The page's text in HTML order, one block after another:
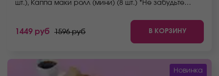
шт.), Каппа маки ролл (мини) (8 шт.) *Не забудьте
входят в стоимость заказа. *Внешний вид блюда
может отличаться от фото на сайте.
1449 руб 1596 руб В КОРЗИНУ
Новинка